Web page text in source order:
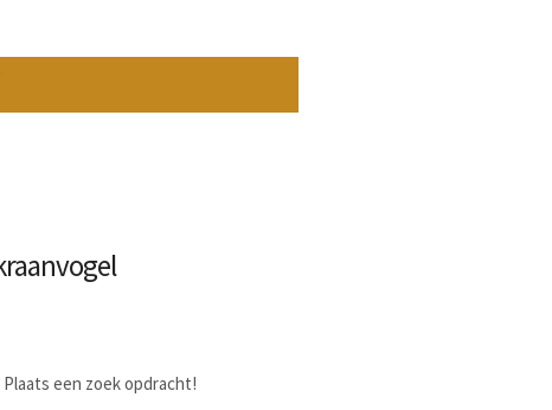
Plaats een zoek opdracht!